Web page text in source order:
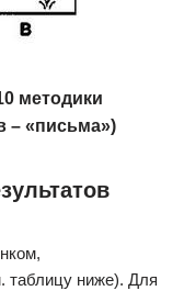
методики
– «письма»)
таблицу ниже). Для